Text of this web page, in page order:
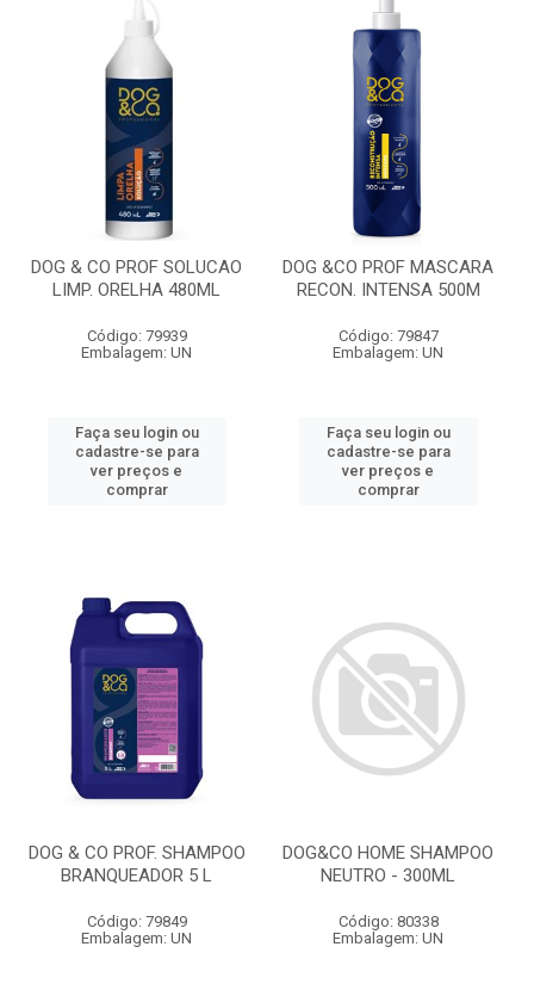
DOG & CO PROF SOLUCAO
LIMP. ORELHA 480ML
Código: 79939
Embalagem: UN
Faça seu login ou
cadastre-se para
ver preços e
comprar
DOG &CO PROF MASCARA
RECON. INTENSA 500M
Código: 79847
Embalagem: UN
Faça seu login ou
cadastre-se para
ver preços e
comprar
DOG & CO PROF. SHAMPOO
BRANQUEADOR 5 L
Código: 79849
Embalagem: UN
DOG&CO HOME SHAMPOO
NEUTRO - 300ML
Código: 80338
Embalagem: UN